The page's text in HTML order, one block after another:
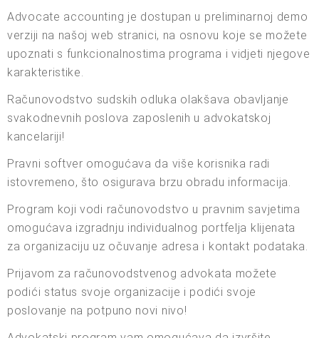
Advocate accounting je dostupan u preliminarnoj demo
verziji na našoj web stranici, na osnovu koje se možete
upoznati s funkcionalnostima programa i vidjeti njegove
karakteristike.
Računovodstvo sudskih odluka olakšava obavljanje
svakodnevnih poslova zaposlenih u advokatskoj
kancelariji!
Pravni softver omogućava da više korisnika radi
istovremeno, što osigurava brzu obradu informacija.
Program koji vodi računovodstvo u pravnim savjetima
omogućava izgradnju individualnog portfelja klijenata
za organizaciju uz očuvanje adresa i kontakt podataka.
Prijavom za računovodstvenog advokata možete
podići status svoje organizacije i podići svoje
poslovanje na potpuno novi nivo!